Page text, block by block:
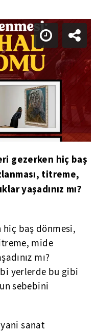
gezerken hiç baş
titreme,
yaşadınız mı?
hiç baş dönmesi,
mide
mı?
yerlerde bu gibi
sebebini
sanat